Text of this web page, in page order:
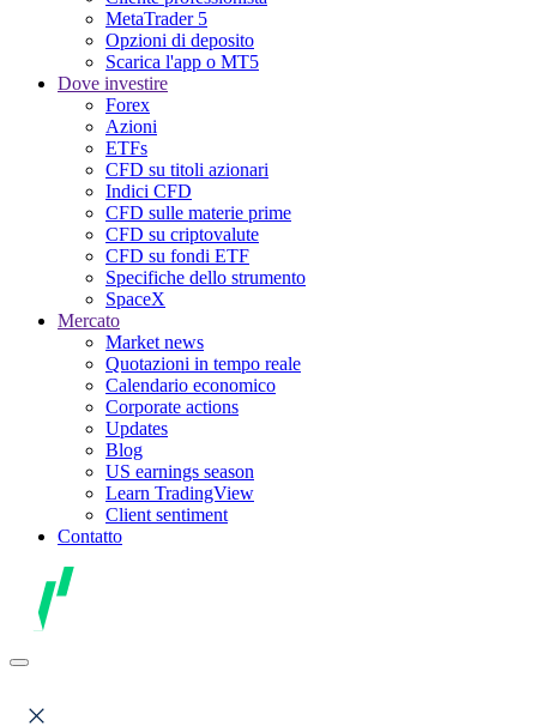
MetaTrader 5
Opzioni di deposito
Scarica l'app o MT5
Dove investire
Forex
Azioni
ETFs
CFD su titoli azionari
Indici CFD
CFD sulle materie prime
CFD su criptovalute
CFD su fondi ETF
Specifiche dello strumento
SpaceX
Mercato
Market news
Quotazioni in tempo reale
Calendario economico
Corporate actions
Updates
Blog
US earnings season
Learn TradingView
Client sentiment
Contatto